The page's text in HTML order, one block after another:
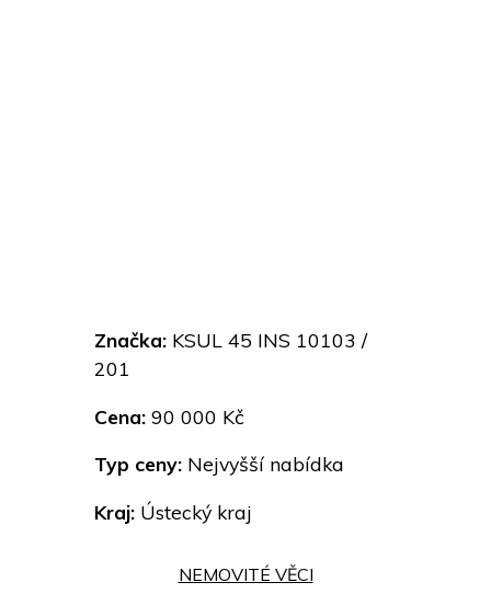
Značka: KSUL 45 INS 10103 /
201
Cena: 90 000 Kč
Typ ceny: Nejvyšší nabídka
Kraj: Ústecký kraj
NEMOVITÉ VĚCI